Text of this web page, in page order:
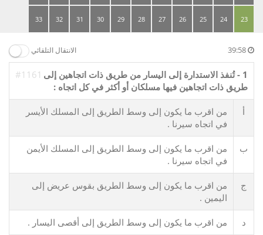
23
24
25
26
27
28
29
30
31
32
33
#1161 1 - تُنفذ الاستدارة إلى اليسار من طريق ذات اتجاهين إلى
طريق ذات اتجاهين فيها مسلكان أو أكثر في كل اتجاه :
أ
من اقرب ما يكون إلى وسط الطريق إلى المسلك الأيسر
في اتجاه سيرنا .
ب
من اقرب ما يكون إلى وسط الطريق إلى المسلك الأيمن
في اتجاه سيرنا .
ج
من اقرب ما يكون إلى وسط الطريق بقوس عريض إلى
اليمين .
د من اقرب ما يكون إلى وسط الطريق إلى أقصى اليسار .
الانتقال التلقائي 39:58